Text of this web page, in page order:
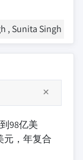
, Sunita Singh
98亿美
元，年复合